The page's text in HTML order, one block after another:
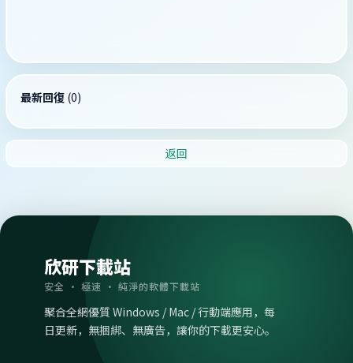
最新回復 (0)
返回
欣研下載站
安全 · 極速 · 純淨的軟體下載站
聚合全網優質 Windows / Mac / 行動端應用，每
日更新，無捆綁、無廣告，讓你的下載更安心。